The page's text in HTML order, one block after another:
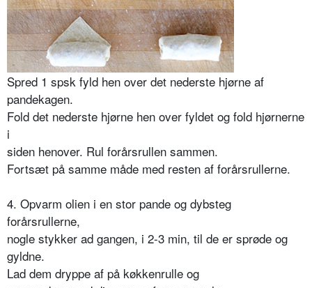
Spred 1 spsk fyld hen over det nederste hjørne af
pandekagen.
Fold det nederste hjørne hen over fyldet og fold hjørnerne
i
siden henover. Rul forårsrullen sammen.
Fortsæt på samme måde med resten af forårsrullerne.
4. Opvarm olien i en stor pande og dybsteg
forårsrullerne,
nogle stykker ad gangen, i 2-3 min, til de er sprøde og
gyldne.
Lad dem dryppe af på køkkenrulle og